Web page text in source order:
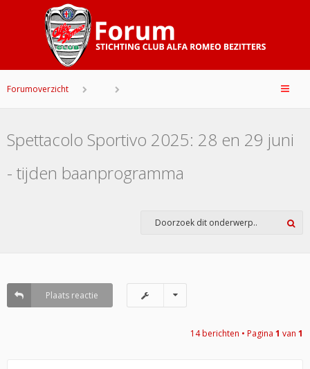
Forumoverzicht
Spettacolo Sportivo 2025: 28 en 29 juni
- tijden baanprogramma
Plaats reactie
14 berichten • Pagina 1 van 1